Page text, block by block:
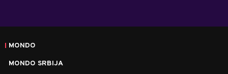
MONDO
MONDO SRBIJA